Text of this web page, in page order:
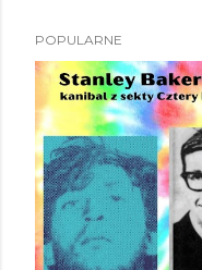
POPULARNE